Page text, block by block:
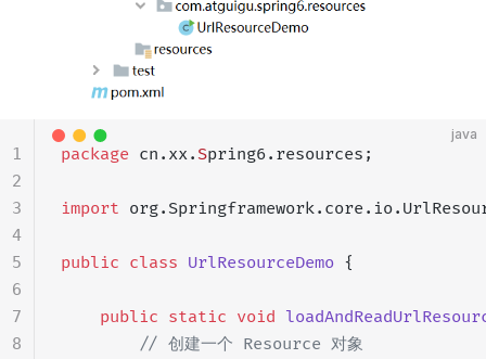
java
package cn.xx. Spring6.resources;
import
public class UrlResourceDemo {
    public
static void
        // 创建一个 Resource 对象
1
2
3
4
5
6
7
8